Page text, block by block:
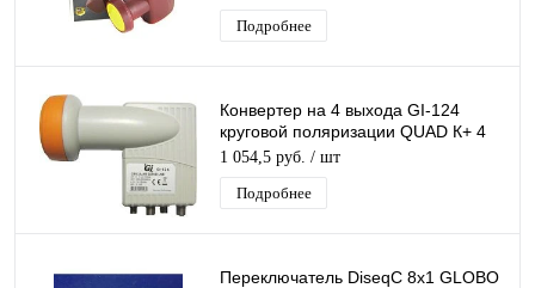
Подробнее
Конвертер на 4 выхода GI-124
круговой поляризации QUAD К+ 4
дляТриколор/НТВ-Плюс
1 054,5 руб. / шт
Подробнее
Переключатель DiseqC 8х1 GLOBO